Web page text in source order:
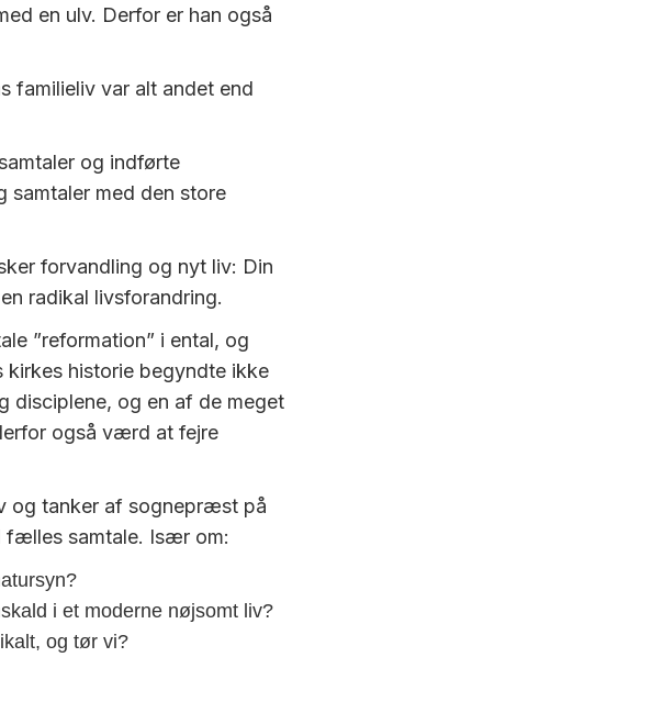
en ulv. Derfor er han også
familieliv var alt andet end
og indførte
samtaler med den store
forvandling og nyt liv: Din
radikal livsforandring.
”reformation” i ental, og
historie begyndte ikke
disciplene, og en af de meget
også værd at fejre
og tanker af sognepræst på
fælles samtale. Især om:
i et moderne nøjsomt liv?
og tør vi?